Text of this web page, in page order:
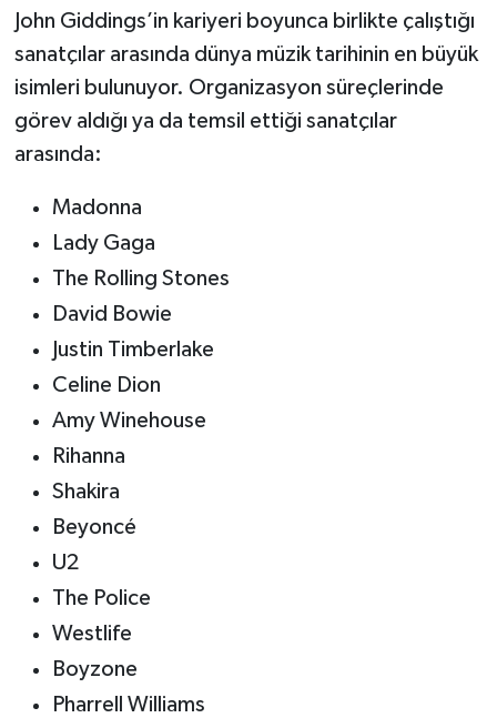
John Giddings’in kariyeri boyunca birlikte çalıştığı
sanatçılar arasında dünya müzik tarihinin en büyük
isimleri bulunuyor. Organizasyon süreçlerinde
görev aldığı ya da temsil ettiği sanatçılar
arasında:
Madonna
Lady Gaga
The Rolling Stones
David Bowie
Justin Timberlake
Celine Dion
Amy Winehouse
Rihanna
Shakira
Beyoncé
U2
The Police
Westlife
Boyzone
Pharrell Williams